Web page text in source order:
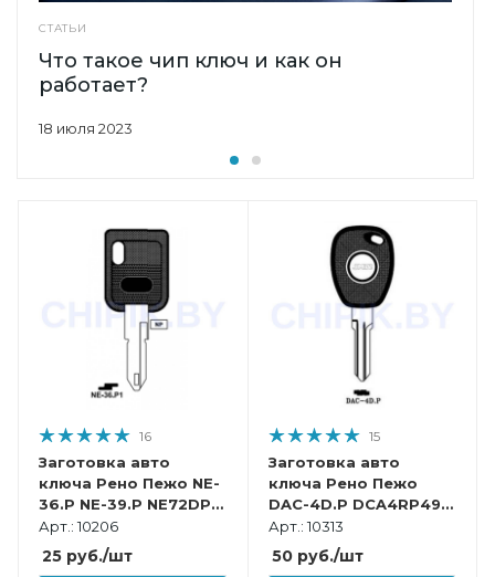
СТАТЬИ
18 июля 2023
Что такое чип ключ и как он
работает?
16
Заготовка авто
ключа Рено Пежо NE-
36.P NE-39.P NE72DP
NN58P КНР пластик
Основной
Арт.: 10206
25 руб./шт
15
Заготовка авто
ключа Рено Пежо
DAC-4D.P DCA4RP49
HU136TE Европа под
Арт.: 10313
50руб./шт